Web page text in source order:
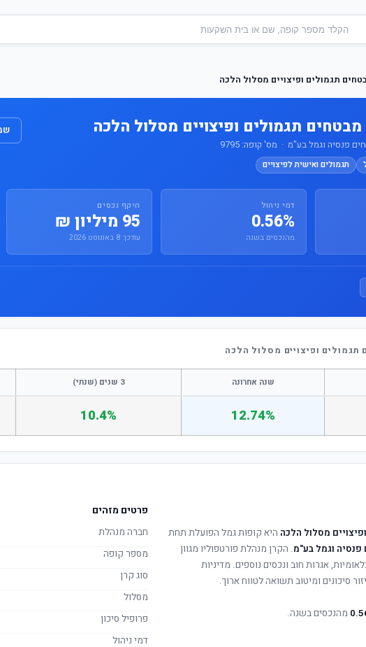
תגמולים ופיצויים מסלול הלכה
מבטחים תגמולים ופיצויים מסלול הלכה
פנסיה וגמל בע"מ · מס' קופה: 9795
תגמולים ואישית לפיצויים
דמי ניהול
0.56%
מהנכסים בשנה
היקף נכסים
95 מיליון ₪
עודכן: 8 באוגוסט 2026
תגמולים ופיצויים מסלול הלכה
שנה אחרונה 3 שנים (שנתי)
12.74%
10.4%
מסלול הלכה היא קופות גמל הפועלת תחת
פנסיה וגמל בע"מ. הקרן מנהלת פורטפוליו מגוון
אגרות חוב ונכסים נוספים. מדיניות
סיכונים ומיטוב תשואה לטווח ארוך.
מהנכסים בשנה.
פרטים מזהים
חברה מנהלת
מספר קופה
סוג קרן
מסלול
פרופיל סיכון
דמי ניהול